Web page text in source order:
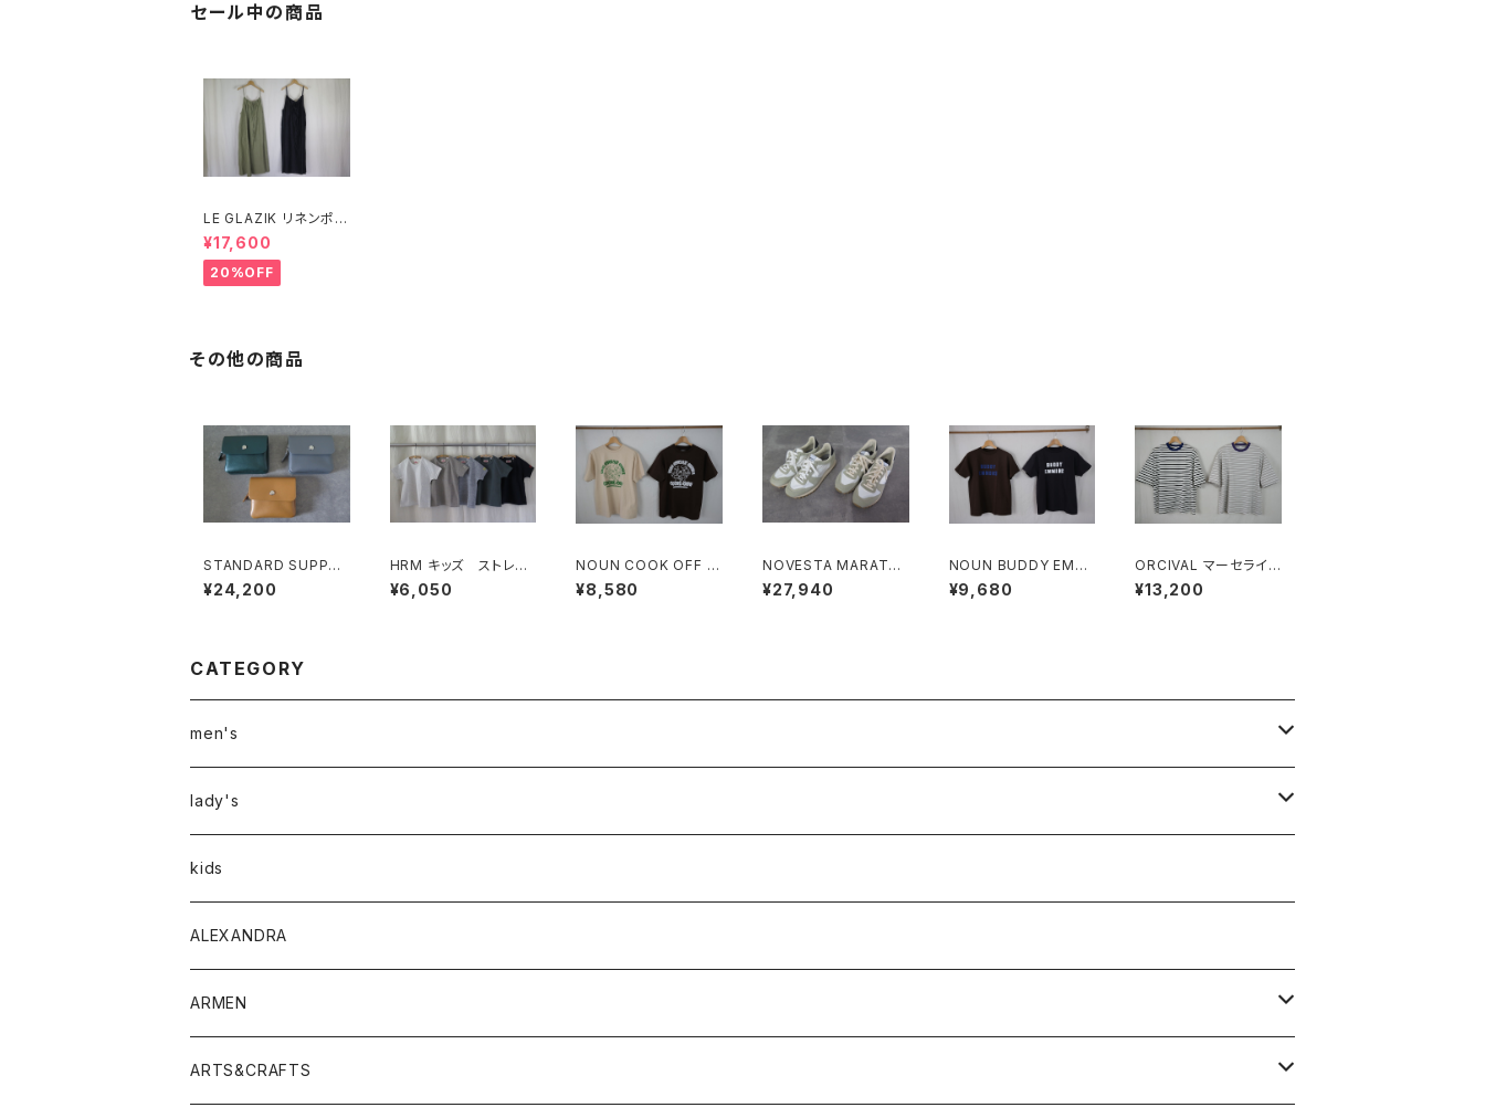
セール中の商品
LE GLAZIK リネンポリ
エステル キャミソールワ
ンピース
¥17,600
20%OFF
その他の商品
STANDARD SUPPLY
PAL フラップウォレット
S
¥24,200
HRM キッズ ストレッ
チフライスショートスリ
ーブTシャツ
¥6,050
NOUN COOK OFF T
ee
¥8,580
NOVESTA MARATH
ON TRAIL
¥27,940
NOUN BUDDY EMM
ONS Tee
¥9,680
ORCIVAL マーセライズ
ワイドクルーネック 半
袖 プルオーバー MEN
¥13,200
CATEGORY
men's
アウター
トップス
Tシャツ
シャツ
ボトムス
lady's
アウター
トップス
Tシャツ・カットソー
シャツ・ブラウス
ボトムス
パンツ
ワンピース・オールインワン
kids
ALEXANDRA
ARMEN
アウター
ARTS&CRAFTS